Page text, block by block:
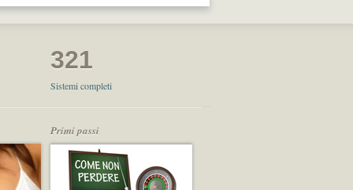
321
Sistemi completi
Primi passi